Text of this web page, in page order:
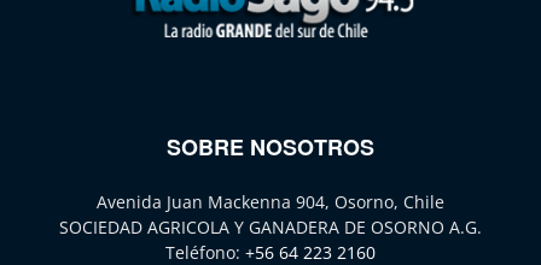
SOBRE NOSOTROS
Avenida Juan Mackenna 904, Osorno, Chile
SOCIEDAD AGRICOLA Y GANADERA DE OSORNO A.G.
Teléfono: +56 64 223 2160